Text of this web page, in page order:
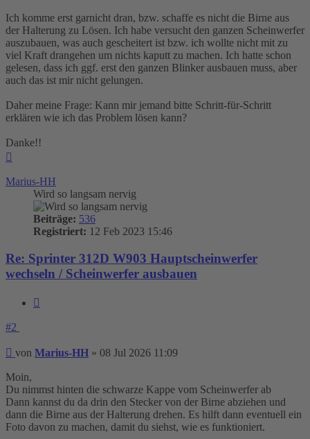
Ich komme erst garnicht dran, bzw. schaffe es nicht die Birne aus
der Halterung zu Lösen. Ich habe versucht den ganzen Scheinwerfer
auszubauen, was auch gescheitert ist bzw. ich wollte nicht mit zu
viel Kraft drangehen um nichts kaputt zu machen. Ich hatte schon
gelesen, dass ich ggf. erst den ganzen Blinker ausbauen muss, aber
auch das ist mir nicht gelungen.
Daher meine Frage: Kann mir jemand bitte Schritt-für-Schritt
erklären wie ich das Problem lösen kann?
Danke!!
Marius-HH
Wird so langsam nervig
Beiträge: 536
Registriert: 12 Feb 2023 15:46
Re: Sprinter 312D W903 Hauptscheinwerfer
wechseln / Scheinwerfer ausbauen
#2
Beitrag
von Marius-HH » 08 Jul 2026 11:09
Moin,
Du nimmst hinten die schwarze Kappe vom Scheinwerfer ab
Dann kannst du da drin den Stecker von der Birne abziehen und
dann die Birne aus der Halterung drehen. Es hilft dann eventuell ein
Foto davon zu machen, damit du siehst, wie es funktioniert.